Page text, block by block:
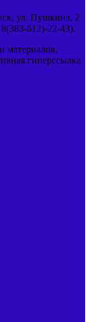
ул. Пушкина, 2
612)-22-43).
материалов,
гиперссылка